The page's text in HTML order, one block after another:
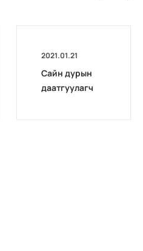
2021.01.21
Сайн дурын
даатгуулагч